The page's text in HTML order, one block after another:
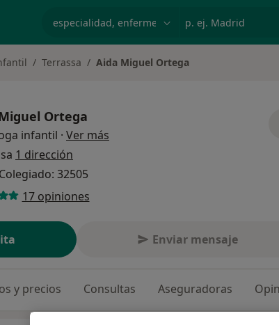
Terrassa Aida Miguel Ortega
Ortega
infantil · Ver más
1 dirección
32505
17 opiniones
Enviar mensaje
y precios Consultas Aseguradoras